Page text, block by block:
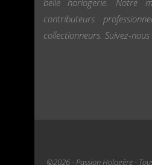
belle horlogerie. Notre
contributeurs
collectionneurs. Suivez-
©2026 - Passion Hologère -